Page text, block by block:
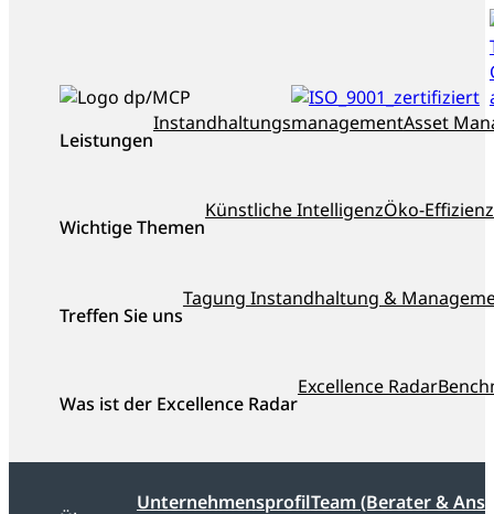
ISO_9001_zertifiziert
dankl+partner
als
Österreichs
Leistungen
InstandhaltungsmanagementAsset
Wichtige Themen
Künstliche IntelligenzÖko-Effizienz
Treffen Sie uns
Tagung Instandhaltung &
Was ist der Excellence Radar
Excellence Radar
UnternehmensprofilTeam (Berater &